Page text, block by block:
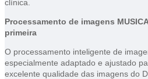
clínica.
Processamento de imagens
primeira
O processamento inteligente de
especialmente adaptado e ajustado
excelente qualidade das imagens do